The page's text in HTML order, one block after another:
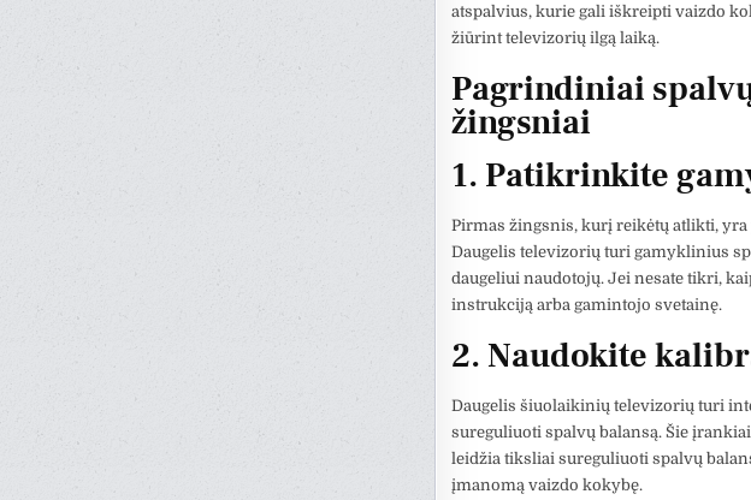
atspalvius, kurie gali iškreipti vaizdo
žiūrint televizorių ilgą laiką.
Pagrindiniai
žingsniai
1. Patikrinkite
Pirmas žingsnis, kurį reikėtų atlikti,
Daugelis televizorių turi gamyklinius
daugeliui naudotojų. Jei nesate tikri,
instrukciją arba gamintojo svetainę.
2. Naudokite
Daugelis šiuolaikinių televizorių turi
sureguliuoti spalvų balansą. Šie
leidžia tiksliai sureguliuoti spalvų
įmanomą vaizdo kokybę.